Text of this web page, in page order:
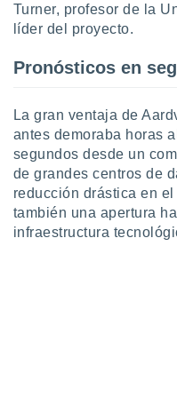
únicos
similares
como
sitio
de
Turner, profesor de la
líder del proyecto.
Pronósticos en
La gran ventaja de
antes demoraba horas
segundos desde un
de grandes centros de
reducción drástica en el
también una apertura
infraestructura